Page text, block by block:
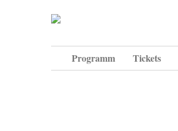
Programm Tickets